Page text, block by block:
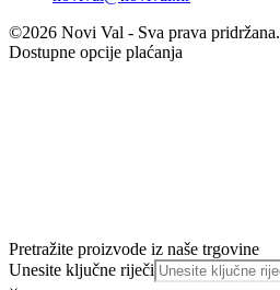
©2026 Novi Val - Sva prava pridržana.
Dostupne opcije plaćanja
Pretražite proizvode iz naše trgovine
Unesite ključne riječi